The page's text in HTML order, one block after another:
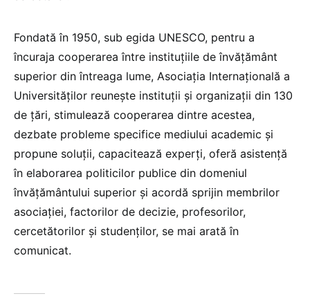
Fondată în 1950, sub egida UNESCO, pentru a
încuraja cooperarea între instituțiile de învățământ
superior din întreaga lume, Asociația Internațională a
Universităților reunește instituţii şi organizaţii din 130
de țări, stimulează cooperarea dintre acestea,
dezbate probleme specifice mediului academic și
propune soluții, capacitează experți, oferă asistență
în elaborarea politicilor publice din domeniul
învățământului superior și acordă sprijin membrilor
asociaţiei, factorilor de decizie, profesorilor,
cercetătorilor și studenților, se mai arată în
comunicat.